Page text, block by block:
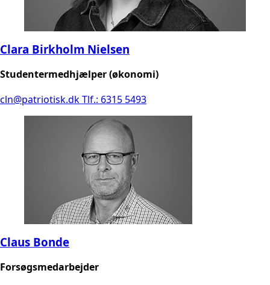
Clara Birkholm Nielsen
Studentermedhjælper (økonomi)
cln@patriotisk.dkTlf.: 6315 5493
Claus Bonde
Forsøgsmedarbejder